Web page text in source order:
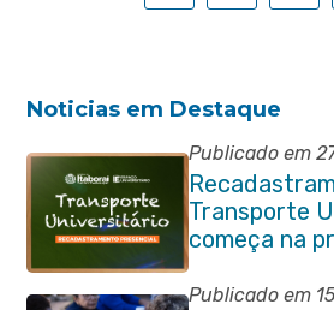
Noticias em Destaque
Publicado em
Transporte
começa na
feira (29/07)
Publicado em